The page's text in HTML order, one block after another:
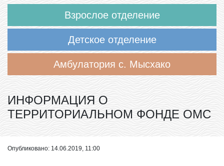
Взрослое отделение
Детское отделение
Амбулатория с. Мысхако
ИНФОРМАЦИЯ О
ТЕРРИТОРИАЛЬНОМ ФОНДЕ ОМС
Опубликовано: 14.06.2019, 11:00